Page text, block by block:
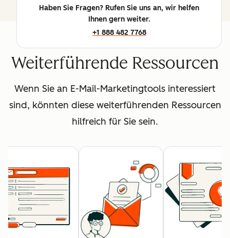
Haben Sie Fragen? Rufen Sie uns an, wir helfen
Ihnen gern weiter.
+1 888 482 7768
Weiterführende Ressourcen
Wenn Sie an E-Mail-Marketingtools interessiert
sind, könnten diese weiterführenden Ressourcen
hilfreich für Sie sein.